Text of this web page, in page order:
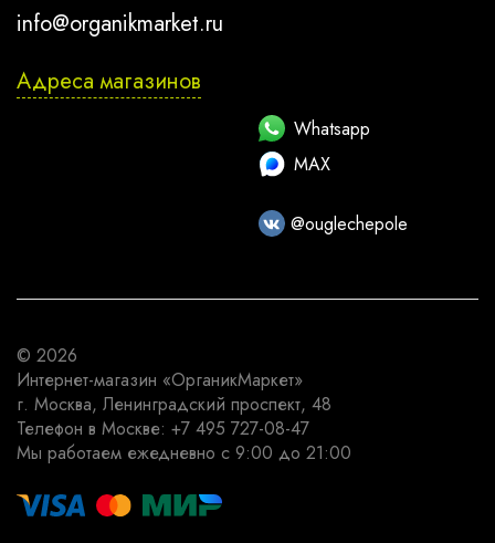
info@organikmarket.ru
Адреса магазинов
Whatsapp
MAX
@ouglechepole
© 2026
Интернет-магазин «ОрганикМаркет»
г. Москва, Ленинградский проспект, 48
Телефон в Москве: +7 495 727-08-47
Мы работаем ежедневно с 9:00 до 21:00